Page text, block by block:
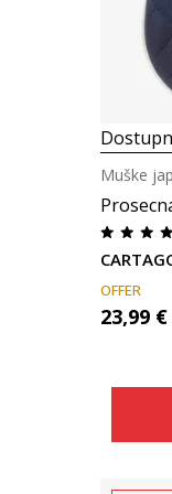
Muške
OFFER
23,99 €